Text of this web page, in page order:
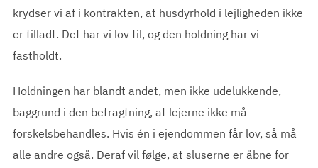
krydser vi af i kontrakten, at husdyrhold i lejligheden ikke
er tilladt. Det har vi lov til, og den holdning har vi
fastholdt.
Holdningen har blandt andet, men ikke udelukkende,
baggrund i den betragtning, at lejerne ikke må
forskelsbehandles. Hvis én i ejendommen får lov, så må
alle andre også. Deraf vil følge, at sluserne er åbne for